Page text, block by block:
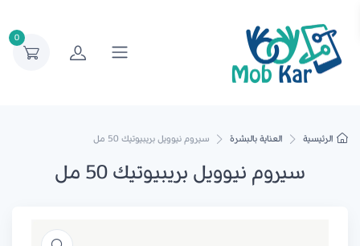
0
الرئيسية العناية بالبشرة سيروم نيوويل بريبيوتيك 50 مل
سيروم نيوويل بريبيوتيك 50 مل